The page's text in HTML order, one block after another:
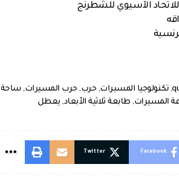
الآسيوي للشطرنج
, تكنولوجيا المسيرات, حرب, حرب المسيرات, ساحة
المسيرات, طابعة ثلاثية الأبعاد, يعطل
Facebook
Twitter